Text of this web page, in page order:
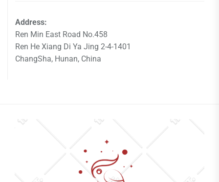
Address:
Ren Min East Road No.458
Ren He Xiang Di Ya Jing 2-4-1401
ChangSha, Hunan, China